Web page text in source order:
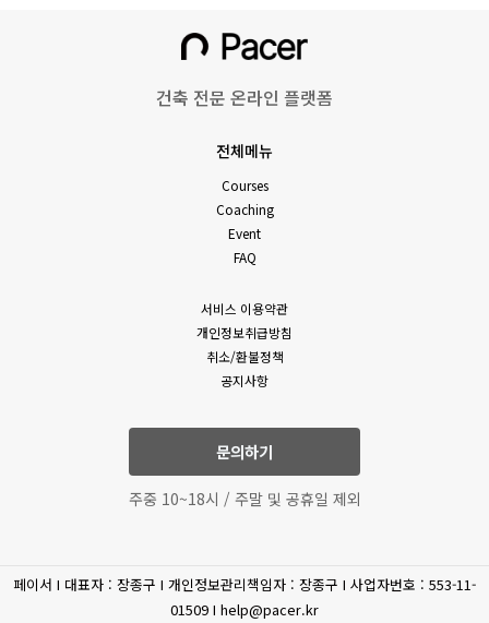
건축 전문 온라인 플랫폼
전체메뉴
Courses
Coaching
Event
FAQ
서비스 이용약관
개인정보취급방침
취소/환불정책
공지사항
문의하기
주중 10~18시 / 주말 및 공휴일 제외
페이서 I 대표자 : 장종구 I 개인정보관리책임자 : 장종구 I 사업자번호 : 553-11-
01509 I help@pacer.kr